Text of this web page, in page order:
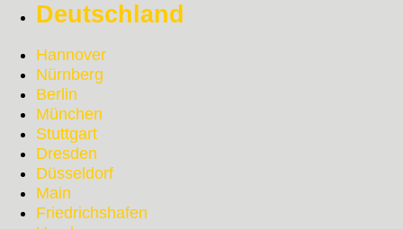
Deutschland
Hannover
Nürnberg
Berlin
München
Stuttgart
Dresden
Düsseldorf
Main
Friedrichshafen